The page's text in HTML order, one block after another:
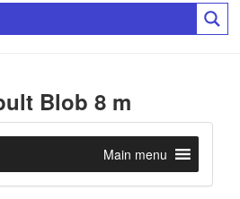
Blob 8 m
Main menu